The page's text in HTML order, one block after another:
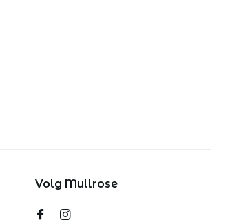
Volg Mullrose